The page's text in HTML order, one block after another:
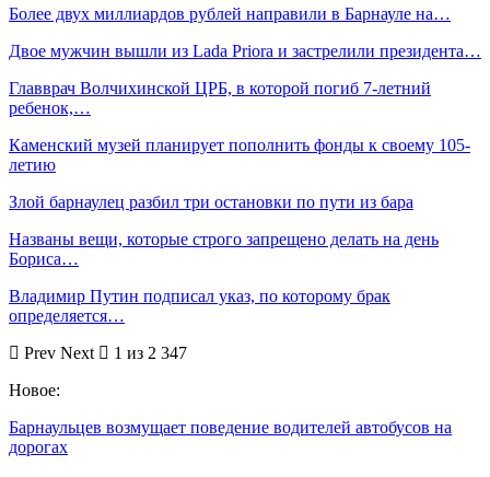
Более двух миллиардов рублей направили в Барнауле на…
Двое мужчин вышли из Lada Priora и застрелили президента…
Главврач Волчихинской ЦРБ, в которой погиб 7-летний
ребенок,…
Каменский музей планирует пополнить фонды к своему 105-
летию
Злой барнаулец разбил три остановки по пути из бара
Названы вещи, которые строго запрещено делать на день
Бориса…
Владимир Путин подписал указ, по которому брак
определяется…
Prev Next
1 из 2 347
Новое:
Барнаульцев возмущает поведение водителей автобусов на
дорогах